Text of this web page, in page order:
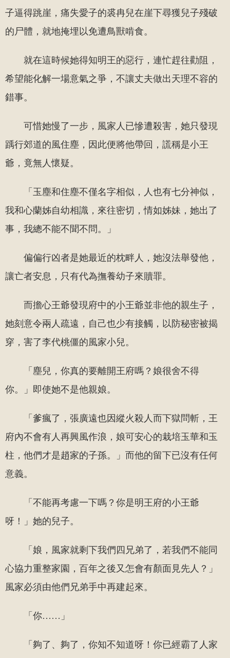
子逼得跳崖，痛失愛子的裘冉兒在崖下尋獲兒子殘破
的尸體，就地掩埋以免遭鳥獸啃食。
就在這時候她得知明王的惡行，連忙趕往勸阻，
希望能化解一場意氣之爭，不讓丈夫做出天理不容的
錯事。
可惜她慢了一步，風家人已慘遭殺害，她只發現
踽行郊道的風住塵，因此便將他帶回，謊稱是小王
爺，竟無人懷疑。
「玉塵和住塵不僅名字相似，人也有七分神似，
我和心蘭姊自幼相識，來往密切，情如姊妹，她出了
事，我總不能不聞不問。」
偏偏行凶者是她最近的枕畔人，她沒法舉發他，
讓亡者安息，只有代為撫養幼子來贖罪。
而擔心王爺發現府中的小王爺並非他的親生子，
她刻意令兩人疏遠，自己也少有接觸，以防秘密被揭
穿，害了李代桃僵的風家小兒。
「塵兒，你真的要離開王府嗎？娘很舍不得
你。」即使她不是他親娘。
「爹瘋了，張廣遠也因縱火殺人而下獄問斬，王
府內不會有人再興風作浪，娘可安心的栽培玉華和玉
柱，他們才是趙家的子孫。」而他的留下已沒有任何
意義。
「不能再考慮一下嗎？你是明王府的小王爺
呀！」她的兒子。
「娘，風家就剩下我們四兄弟了，若我們不能同
心協力重整家園，百年之後又怎會有顏面見先人？」
風家必須由他們兄弟手中再建起來。
「你……」
「夠了、夠了，你知不知道呀！你已經霸了人家